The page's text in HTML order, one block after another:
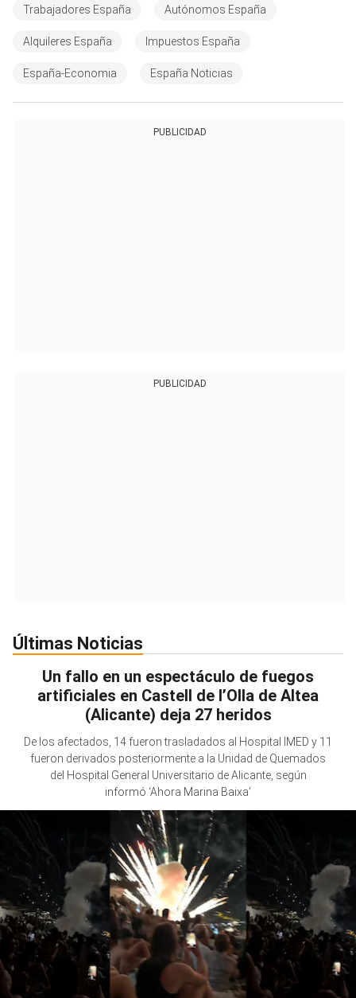
Trabajadores España Autónomos España
Alquileres España Impuestos España
España-Economia España Noticias
PUBLICIDAD
PUBLICIDAD
Últimas Noticias
Un fallo en un espectáculo de fuegos
artificiales en Castell de l’Olla de Altea
(Alicante) deja 27 heridos
De los afectados, 14 fueron trasladados al Hospital IMED y 11
fueron derivados posteriormente a la Unidad de Quemados
del Hospital General Universitario de Alicante, según
informó ‘Ahora Marina Baixa’